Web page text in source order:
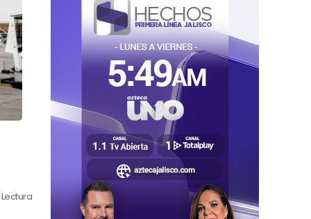
Lectura